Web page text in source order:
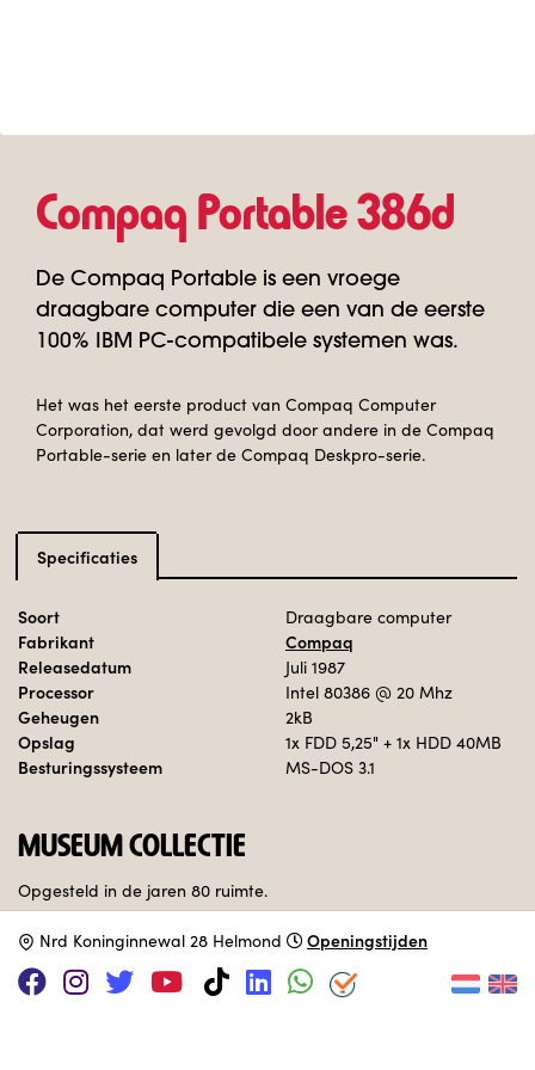
Compaq Portable 386d
De Compaq Portable is een vroege
draagbare computer die een van de eerste
100% IBM PC-compatibele systemen was.
Het was het eerste product van Compaq Computer
Corporation, dat werd gevolgd door andere in de Compaq
Portable-serie en later de Compaq Deskpro-serie.
Specificaties
Soort Draagbare computer
Fabrikant
Compaq
Releasedatum
Juli 1987
Processor Intel 80386 @ 20 Mhz
Geheugen 2kB
Opslag 1x FDD 5,25" + 1x HDD 40MB
Besturingssysteem MS-DOS 3.1
MUSEUM COLLECTIE
Opgesteld in de jaren 80 ruimte.
Adopteer deze computer
Nrd Koninginnewal 28 Helmond Openingstijden